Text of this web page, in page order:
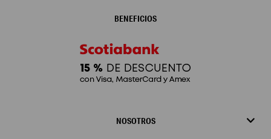
NOSOTROS
BENEFICIOS